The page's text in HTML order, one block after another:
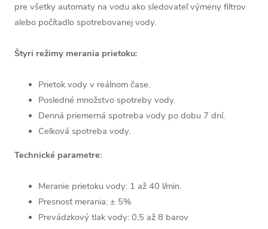
pre všetky automaty na vodu ako sledovateľ výmeny filtrov
alebo počítadlo spotrebovanej vody.
Štyri režimy merania prietoku:
Prietok vody v reálnom čase.
Posledné množstvo spotreby vody.
Denná priemerná spotreba vody po dobu 7 dní.
Celková spotreba vody.
Technické parametre:
Meranie prietoku vody: 1 až 40 l/min.
Presnosť merania: ± 5%
Prevádzkový tlak vody: 0,5 až 8 barov